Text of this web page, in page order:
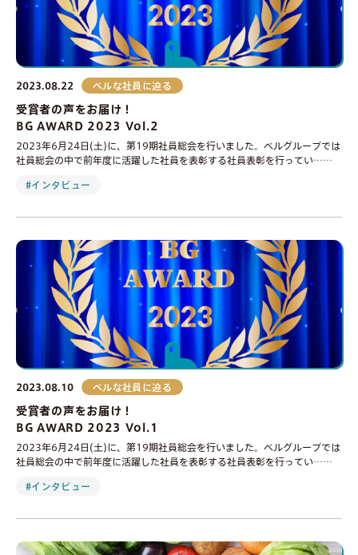
2023.08.22 ベルな社員に迫る
受賞者の声をお届け！
BG AWARD 2023 Vol.2
2023年6月24日(土)に、第19期社員総会を行いました。ベルグループでは
社員総会の中で前年度に活躍した社員を表彰する社員表彰を行ってい……
#インタビュー
2023.08.10 ベルな社員に迫る
受賞者の声をお届け！
BG AWARD 2023 Vol.1
2023年6月24日(土)に、第19期社員総会を行いました。ベルグループでは
社員総会の中で前年度に活躍した社員を表彰する社員表彰を行ってい……
#インタビュー